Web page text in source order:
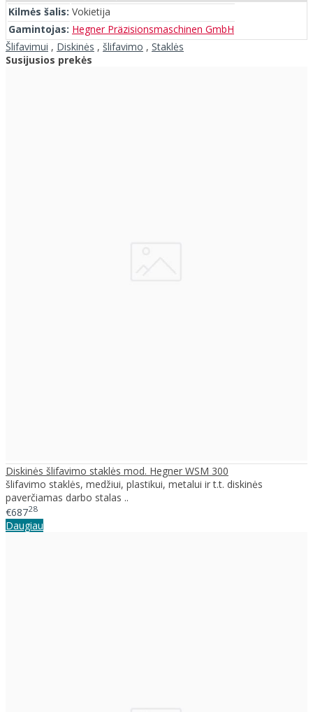
Kilmės šalis: Vokietija
Gamintojas: Hegner Präzisionsmaschinen GmbH
Šlifavimui , Diskinės , šlifavimo , Staklės
Susijusios prekės
Diskinės šlifavimo staklės mod. Hegner WSM 300
šlifavimo staklės, medžiui, plastikui, metalui ir t.t. diskinės
paverčiamas darbo stalas ..
€68728
Daugiau